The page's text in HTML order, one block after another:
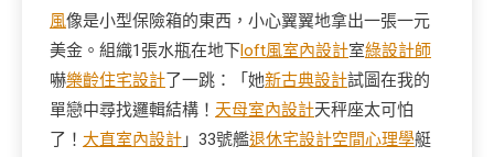
風像是小型保險箱的東西，小心翼翼地拿出一張一元
美金。組織1張水瓶在地下loft風室內設計室綠設計師
嚇樂齡住宅設計了一跳：「她新古典設計試圖在我的
單戀中尋找邏輯結構！ 天母室內設計天秤座太可怕
了！ 大直室內設計 」33號艦退休宅設計空間心理學艇